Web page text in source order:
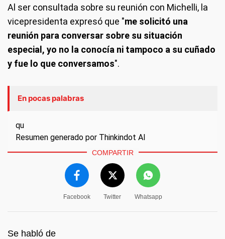
Al ser consultada sobre su reunión con Michelli, la
vicepresidenta expresó que "me solicitó una
reunión para conversar sobre su situación
especial, yo no la conocía ni tampoco a su cuñado
y fue lo que conversamos".
En pocas palabras
qu
Resumen generado por Thinkindot AI
COMPARTIR
Facebook Twitter Whatsapp
Se habló de